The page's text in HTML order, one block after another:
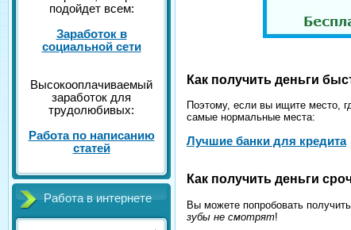
подойдет всем:
Заработок в
социальной сети
Высокооплачиваемый
заработок для
трудолюбивых:
Работа по написанию
статей
Работа в интернете
Как получить деньги
Поэтому, если вы ищите место,
самые нормальные места:
Лучшие банки для кредита
Как получить деньги
Вы можете попробовать
зубы не смотрят!